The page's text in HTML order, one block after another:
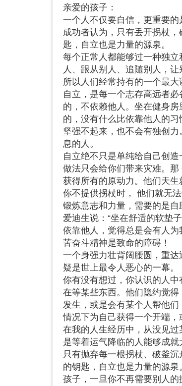
亲爱的孩子：
一个人不仅要自信，更重要的
成功者认为，只有丢开拐杖
匙，自立也是力量的源泉。
每个正常人都能够过一种独
人、跟从别人、追随别人，
所以人们经常持有的一个最
自立，是每一个志存高远者
的，不依赖他人。坐在健身
的，没有什么比依靠他人的
坚强不起来，也不会有独创
息的人。
自立绝不只是单纯给自己创
做法只会给你们带来灾难。
获得所有的原动力。他们天
你不提供拐杖时， 他们就无
锻炼意志和力量，需要的是自
爱迪生说：“坐在舒适的软垫
依靠他人，觉得总是会有人
苦奋斗精神是致命的障碍！
一个身强力壮背阔腰圆，重
疑是世上最令人恶心的一幕。
你有没有想过，你认识的人
在等某些东西。他们隐约觉
发生，或是会有某个人帮他
情况下为自己获得一个开端，
在我的人生经历中，从没见
是等着运气降临的人能够成就
只有抛弃每一根拐杖、破釜
的钥匙，自立也是力量的源泉。
孩子，一旦你不再需要别人